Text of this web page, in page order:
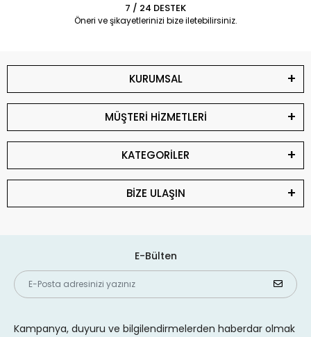
7 / 24 DESTEK
Öneri ve şikayetlerinizi bize iletebilirsiniz.
KURUMSAL
MÜŞTERİ HİZMETLERİ
KATEGORİLER
BİZE ULAŞIN
E-Bülten
Kampanya, duyuru ve bilgilendirmelerden haberdar olmak